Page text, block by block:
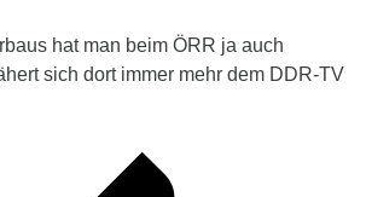
hat man beim ÖRR ja auch
sich dort immer mehr dem DDR-TV